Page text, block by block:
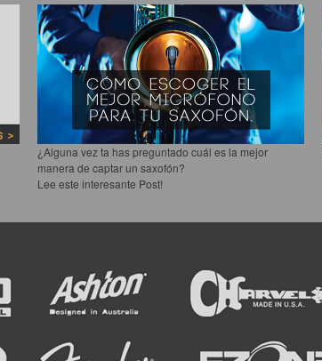
¿Alguna vez ta has preguntado cuál es la mejor
manera de captar un saxofón?
Lee este interesante Post!